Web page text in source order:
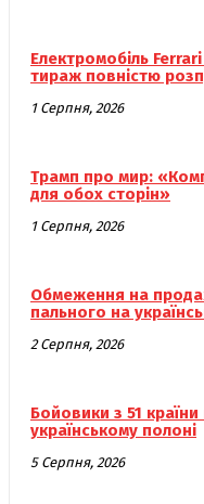
Електромобіль
тираж повністю
1 Серпня, 2026
Трамп про мир:
для обох сторін»
1 Серпня, 2026
Обмеження на
пального на
2 Серпня, 2026
Бойовики з 51
українському полоні
5 Серпня, 2026